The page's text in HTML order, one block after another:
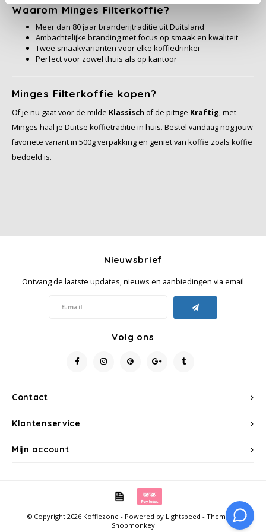
Minges
Nestlé - Nescafé
Paranà Caffè
Waarom Minges Filterkoffie?
Meer dan 80 jaar branderijtraditie uit Duitsland
Ambachtelijke branding met focus op smaak en kwaliteit
Twee smaakvarianten voor elke koffiedrinker
Perfect voor zowel thuis als op kantoor
Minges Filterkoffie kopen?
Of je nu gaat voor de milde Klassisch of de pittige Kraftig, met
Minges haal je Duitse koffietraditie in huis. Bestel vandaag nog jouw
favoriete variant in 500g verpakking en geniet van koffie zoals koffie
bedoeld is.
Contact
Nieuwsbrief
Ontvang de laatste updates, nieuws en aanbiedingen via email
Volg ons
Klantenservice
Mijn account
© Copyright 2026 Koffiezone - Powered by Lightspeed - Theme by
Shopmonkey